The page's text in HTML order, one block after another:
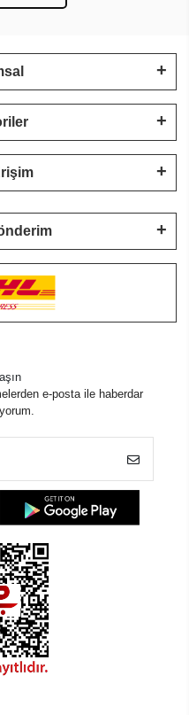
e-posta ile haberdar